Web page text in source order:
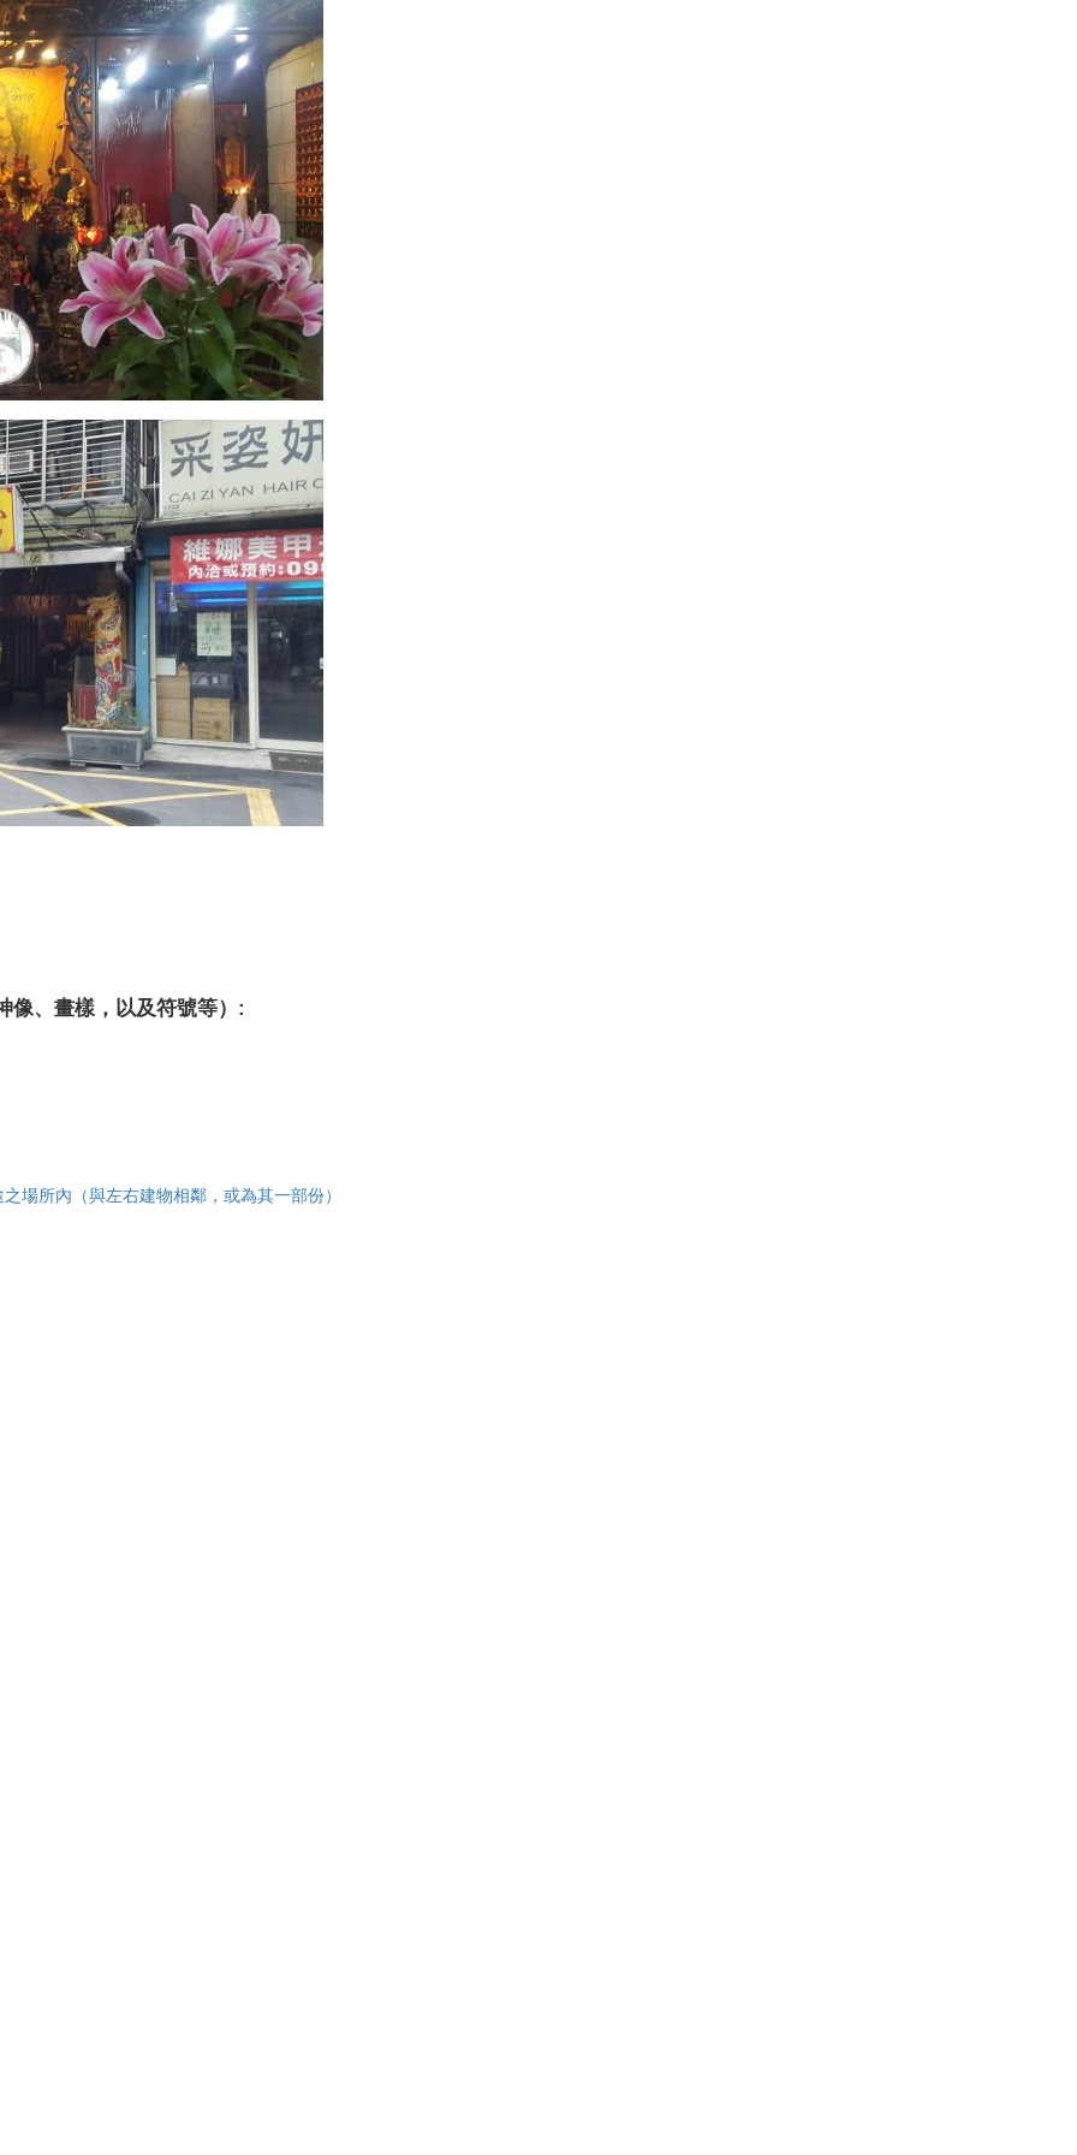
像、畫樣，以及符號等）:
場所內（與左右建物相鄰，或為其一部份）